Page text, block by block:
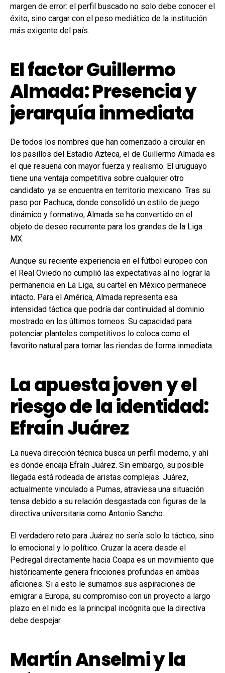
margen de error: el perfil buscado no solo debe conocer el
éxito, sino cargar con el peso mediático de la institución
más exigente del país.
El factor Guillermo
Almada: Presencia y
jerarquía inmediata
De todos los nombres que han comenzado a circular en
los pasillos del Estadio Azteca, el de Guillermo Almada es
el que resuena con mayor fuerza y realismo. El uruguayo
tiene una ventaja competitiva sobre cualquier otro
candidato: ya se encuentra en territorio mexicano. Tras su
paso por Pachuca, donde consolidó un estilo de juego
dinámico y formativo, Almada se ha convertido en el
objeto de deseo recurrente para los grandes de la Liga
MX.
Aunque su reciente experiencia en el fútbol europeo con
el Real Oviedo no cumplió las expectativas al no lograr la
permanencia en La Liga, su cartel en México permanece
intacto. Para el América, Almada representa esa
intensidad táctica que podría dar continuidad al dominio
mostrado en los últimos torneos. Su capacidad para
potenciar planteles competitivos lo coloca como el
favorito natural para tomar las riendas de forma inmediata.
La apuesta joven y el
riesgo de la identidad:
Efraín Juárez
La nueva dirección técnica busca un perfil moderno, y ahí
es donde encaja Efraín Juárez. Sin embargo, su posible
llegada está rodeada de aristas complejas. Juárez,
actualmente vinculado a Pumas, atraviesa una situación
tensa debido a su relación desgastada con figuras de la
directiva universitaria como Antonio Sancho.
El verdadero reto para Juárez no sería solo lo táctico, sino
lo emocional y lo político. Cruzar la acera desde el
Pedregal directamente hacia Coapa es un movimiento que
históricamente genera fricciones profundas en ambas
aficiones. Si a esto le sumamos sus aspiraciones de
emigrar a Europa, su compromiso con un proyecto a largo
plazo en el nido es la principal incógnita que la directiva
debe despejar.
Martín Anselmi y la